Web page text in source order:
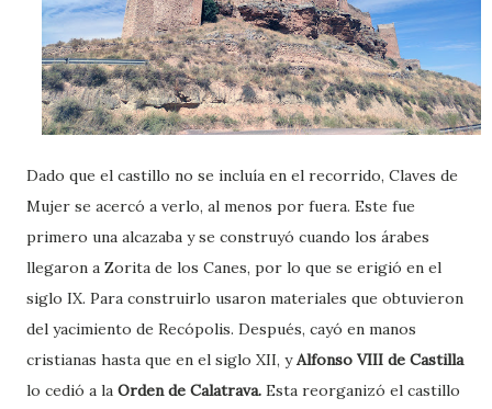
Dado que el castillo no se incluía en el recorrido, Claves de
Mujer se acercó a verlo, al menos por fuera. Este fue
primero una alcazaba y se construyó cuando los árabes
llegaron a Zorita de los Canes, por lo que se erigió en el
siglo IX. Para construirlo usaron materiales que obtuvieron
del yacimiento de Recópolis. Después, cayó en manos
cristianas hasta que en el siglo XII, yAlfonso VIII de Castilla
lo cedió a la Orden de Calatrava. Esta reorganizó el castillo